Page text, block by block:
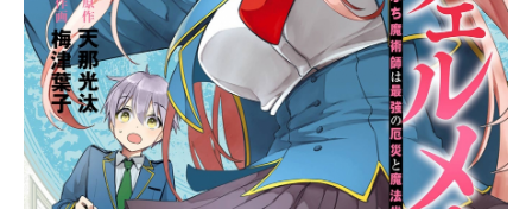
す。麗しき世界最強の見習い騎士♀の
伝説が始まる――！作品名英雄王、
武を極めるため転生す～そして、世
界最強の見習い騎士♀～放送形態TV
アニメスケジュール2023年1月9日
（月）～2023年3月27日（月）テレ
ビ東京ほか話数全12話キャストイン
グリス・ユークス：鬼頭明里ラフィ